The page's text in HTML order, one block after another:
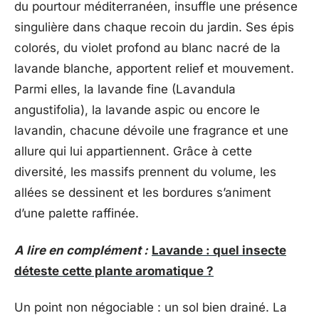
du pourtour méditerranéen, insuffle une présence
singulière dans chaque recoin du jardin. Ses épis
colorés, du violet profond au blanc nacré de la
lavande blanche, apportent relief et mouvement.
Parmi elles, la lavande fine (Lavandula
angustifolia), la lavande aspic ou encore le
lavandin, chacune dévoile une fragrance et une
allure qui lui appartiennent. Grâce à cette
diversité, les massifs prennent du volume, les
allées se dessinent et les bordures s’animent
d’une palette raffinée.
A lire en complément : Lavande : quel insecte
déteste cette plante aromatique ?
Un point non négociable : un sol bien drainé. La